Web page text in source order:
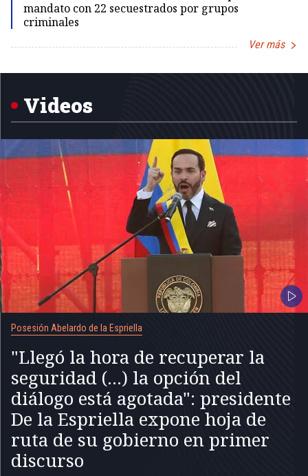
mandato con 22 secuestrados por grupos
criminales
Ver más
Videos
Posesión Abelardo de la Espriella
"Llegó la hora de recuperar la
seguridad (...) la opción del
diálogo está agotada": presidente
De la Espriella expone hoja de
ruta de su gobierno en primer
discurso